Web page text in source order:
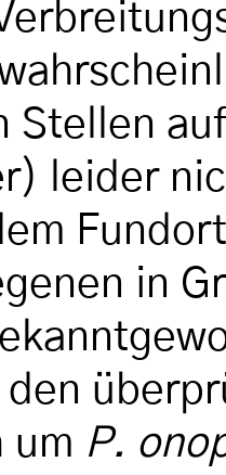
Stellen
leider
in
den
um P.